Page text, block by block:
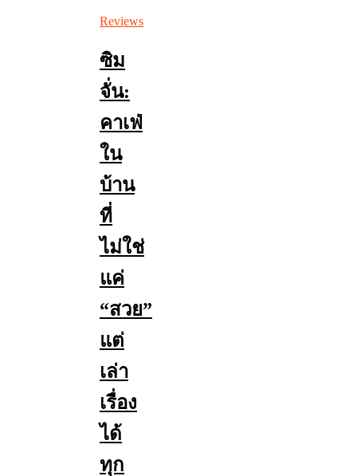
Reviews
ซิม
จั่น:
คาเฟ่
ใน
บ้าน
ที่
ไม่ใช่
แค่
“สวย”
แต่
เล่า
เรื่อง
ได้
ทุก